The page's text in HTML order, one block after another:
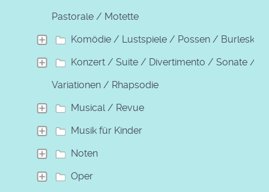
Pastorale / Motette
Komödie / Lustspiele / Possen / Burleske
Konzert / Suite / Divertimento / Sonate /
Variationen / Rhapsodie
Musical / Revue
Musik für Kinder
Noten
Oper